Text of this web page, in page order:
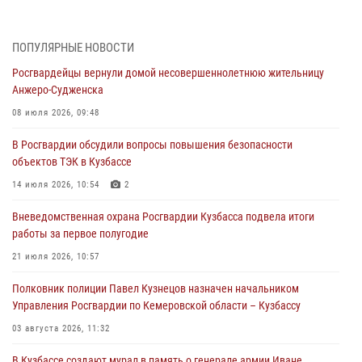
Росгвардейцы задержали в Кемерове дебошира, устроившего
05 августа 2026, 09:30
Росгвардейцы задержали участника драки, причинившего побои
05 августа 2026, 08:50
Росгвардейцы пресекли нарушение общественного порядка на
05 августа 2026, 08:10
Росгвардейцы в Юрге пресекли попытку проникновения на
05 августа 2026, 07:45
ПОПУЛЯРНЫЕ НОВОСТИ
Росгвардейцы вернули домой несовершеннолетнюю жительницу
Анжеро-Судженска
08 июля 2026, 09:48
В Росгвардии обсудили вопросы повышения безопасности
объектов ТЭК в Кузбассе
14 июля 2026, 10:54 2
Вневедомственная охрана Росгвардии Кузбасса подвела итоги
работы за первое полугодие
21 июля 2026, 10:57
Полковник полиции Павел Кузнецов назначен начальником
Управления Росгвардии по Кемеровской области – Кузбассу
03 августа 2026, 11:32